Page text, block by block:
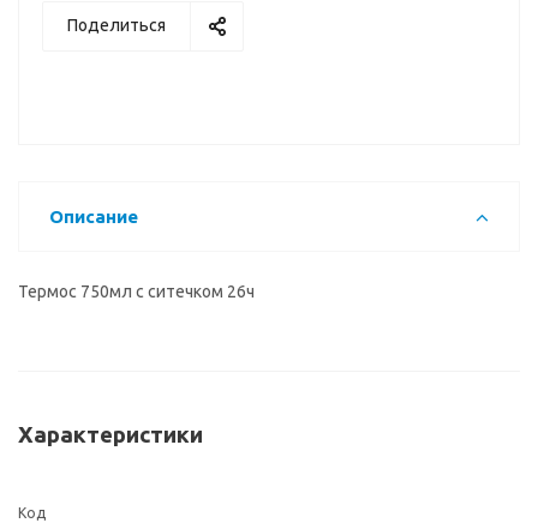
Поделиться
Описание
Термос 750мл с ситечком 26ч
Характеристики
Код